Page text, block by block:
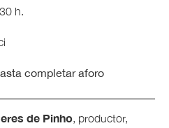
h.
completar aforo
de Pinho, productor,